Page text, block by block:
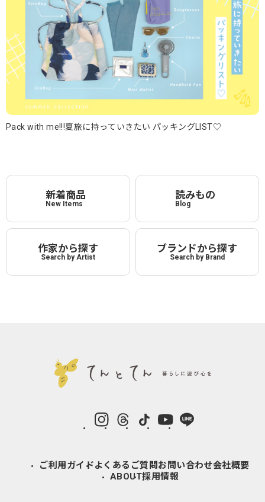
Pack with me!!!夏旅に持っていきたい パッキングLIST♡
新着商品
New Items
読みもの
Blog
作家から探す
Search by Artist
ブランドから探す
Search by Brand
instagramThreads LINE
ご利用ガイドよくあるご質問 お問い合わせ会社概要
ABOUT採用情報